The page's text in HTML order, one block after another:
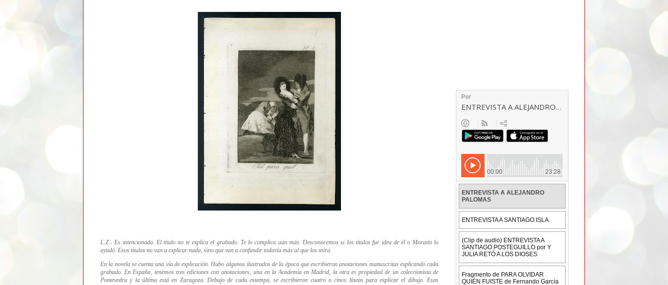
L.Z.- Es intencionado. El título no te explica el grabado. Te lo complica aún más. Desconocemos si los títulos fue idea de él o Moratín lo
ayudó. Esos títulos no van a explicar nada, sino que van a confundir todavía más al que los mira.
En la novela se cuenta una vía de explicación. Hubo algunos ilustrados de la época que escribieron anotaciones manuscritas explicando cada
grabado. En España, tenemos tres ediciones con anotaciones, una en la Academia en Madrid, la otra es propiedad de un coleccionista de
Pontevedra y la última está en Zaragoza. Debajo de cada estampa, se escribieron cuatro o cinco líneas para explicar el dibujo. Esas